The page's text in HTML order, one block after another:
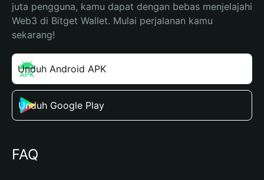
juta pengguna, kamu dapat dengan bebas menjelajahi
Web3 di Bitget Wallet. Mulai perjalanan kamu
sekarang!
Unduh Android APK
Unduh Google Play
FAQ